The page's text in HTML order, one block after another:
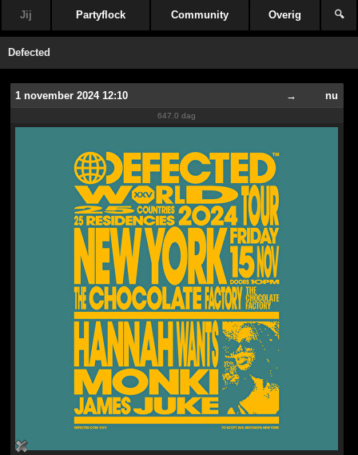
Jij Partyflock Community Overig 🔍
Defected
1 november 2024 12:10 → nu
647.0 dag